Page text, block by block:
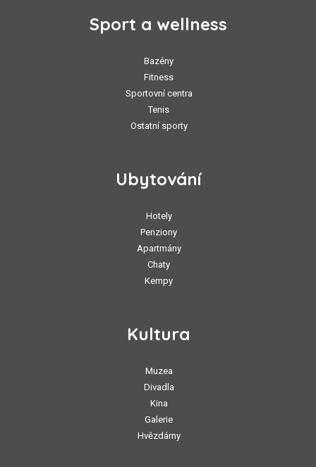
Sport a wellness
Bazény
Fitness
Sportovní centra
Tenis
Ostatní sporty
Ubytování
Hotely
Penziony
Apartmány
Chaty
Kempy
Kultura
Muzea
Divadla
Kina
Galerie
Hvězdárny